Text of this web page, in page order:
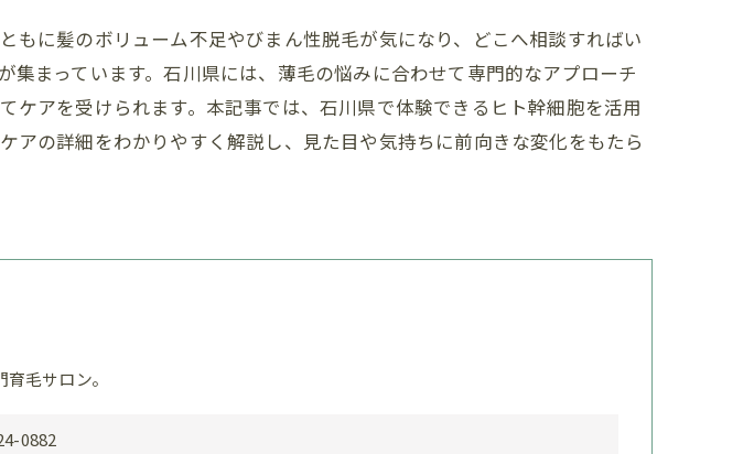
に髪のボリューム不足やびまん性脱毛が気になり、どこへ相談すればい
まっています。石川県には、薄毛の悩みに合わせて専門的なアプローチ
アを受けられます。本記事では、石川県で体験できるヒト幹細胞を活用
の詳細をわかりやすく解説し、見た目や気持ちに前向きな変化をもたら
毛サロン。
0882